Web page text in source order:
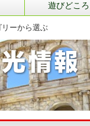
遊びどころ
リーから選ぶ